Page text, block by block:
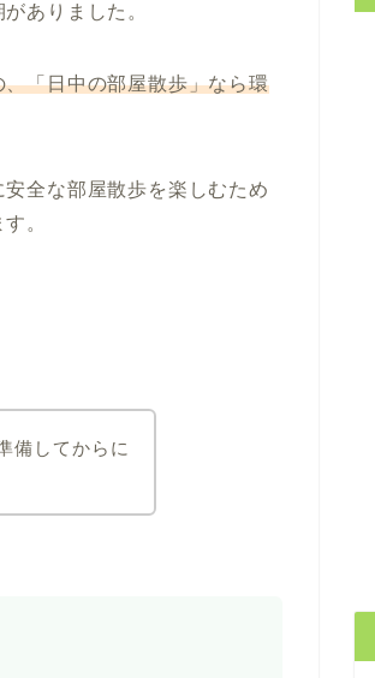
ありました。
「日中の部屋散歩」なら環
全な部屋散歩を楽しむため
。
備してからに